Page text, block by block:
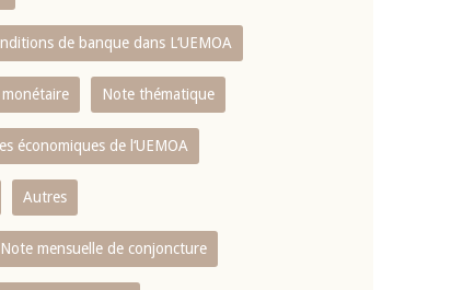
de banque dans L‘UEMOA
Note thématique
économiques de l‘UEMOA
Autres
Note mensuelle de conjoncture